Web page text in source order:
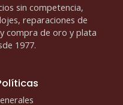
sin competencia,
reparaciones de
compra de oro y plata
1977.